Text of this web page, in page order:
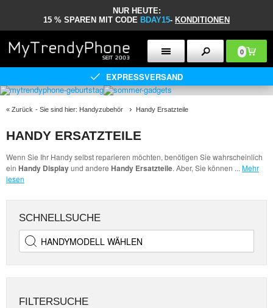
NUR HEUTE:
15 % SPAREN MIT CODE BDAY15- KONDITIONEN
0
EXPRESSVERSAND
« Zurück - Sie sind hier: Handyzubehör Handy Ersatzteile
HANDY ERSATZTEILE
Wenn Sie Ihr Handy selbst reparieren möchten, benötigen Sie wahrscheinlich
ein Handy Displayund andere Handy Ersatzteile. Aber, Sie können ... Mehr
lesen
SCHNELLSUCHE
FILTERSUCHE